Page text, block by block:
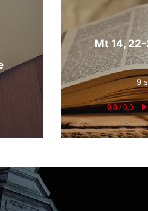
Mt 14,
9